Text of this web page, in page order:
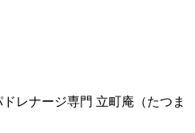
レナージ専門 立町庵（たつま